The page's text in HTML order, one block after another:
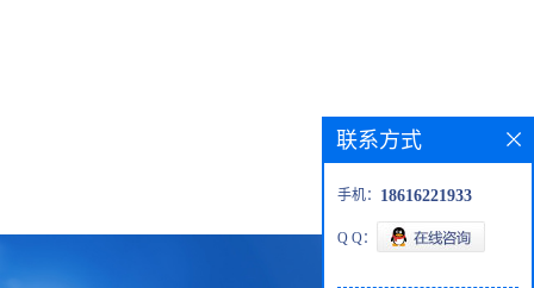
联系方式
手机： 18616221933
Q Q：